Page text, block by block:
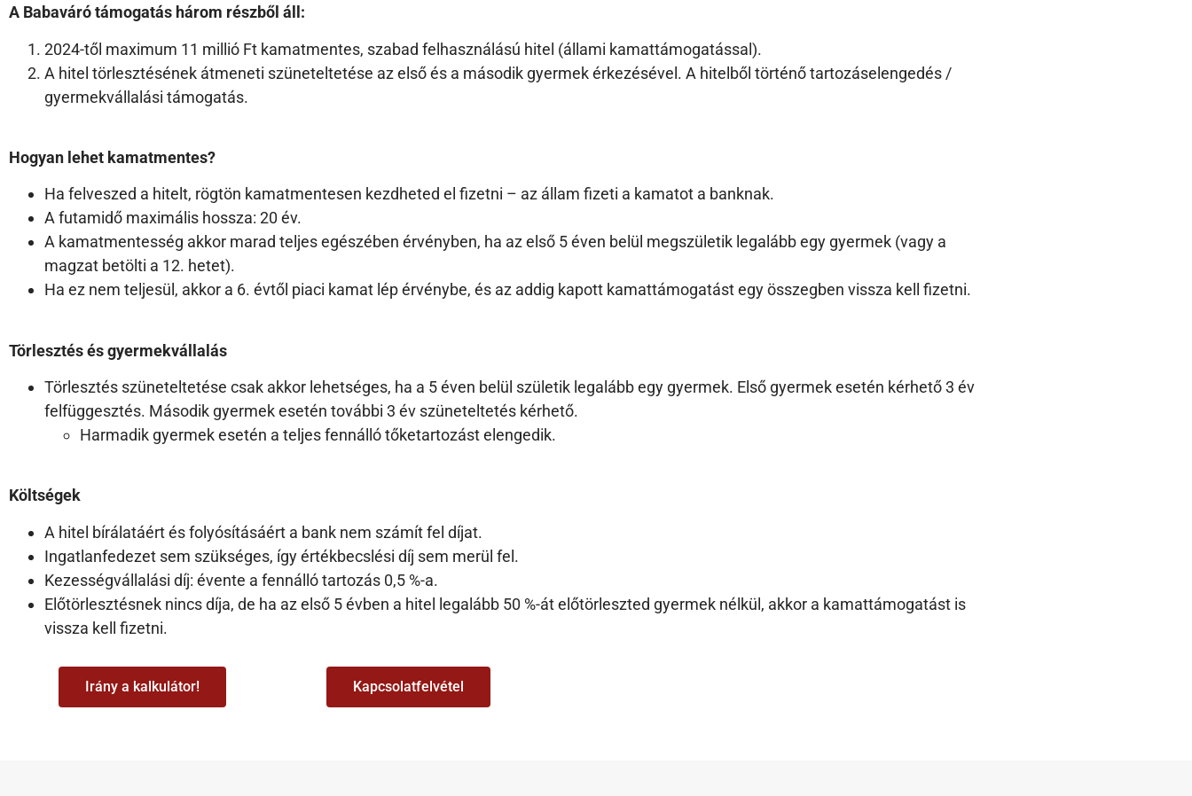
A Babaváró támogatás három részből áll:
2024-től maximum 11 millió Ft kamatmentes, szabad felhasználású hitel (állami kamattámogatással).
A hitel törlesztésének átmeneti szüneteltetése az első és a második gyermek érkezésével. A hitelből történő tartozáselengedés /
gyermekvállalási támogatás.
Hogyan lehet kamatmentes?
Ha felveszed a hitelt, rögtön kamatmentesen kezdheted el fizetni – az állam fizeti a kamatot a banknak.
A futamidő maximális hossza: 20 év.
A kamatmentesség akkor marad teljes egészében érvényben, ha az első 5 éven belül megszületik legalább egy gyermek (vagy a
magzat betölti a 12. hetet).
Ha ez nem teljesül, akkor a 6. évtől piaci kamat lép érvénybe, és az addig kapott kamattámogatást egy összegben vissza kell fizetni.
Törlesztés és gyermekvállalás
Törlesztés szüneteltetése csak akkor lehetséges, ha a 5 éven belül születik legalább egy gyermek. Első gyermek esetén kérhető 3 év
felfüggesztés. Második gyermek esetén további 3 év szüneteltetés kérhető.
Harmadik gyermek esetén a teljes fennálló tőketartozást elengedik.
Költségek
A hitel bírálatáért és folyósításáért a bank nem számít fel díjat.
Ingatlanfedezet sem szükséges, így értékbecslési díj sem merül fel.
Kezességvállalási díj: évente a fennálló tartozás 0,5 %-a.
Előtörlesztésnek nincs díja, de ha az első 5 évben a hitel legalább 50 %-át előtörleszted gyermek nélkül, akkor a kamattámogatást is
vissza kell fizetni.
Irány a kalkulátor! Kapcsolatfelvétel